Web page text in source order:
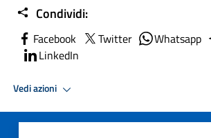
Condividi:
Facebook Twitter Whatsapp
LinkedIn
Vedi azioni